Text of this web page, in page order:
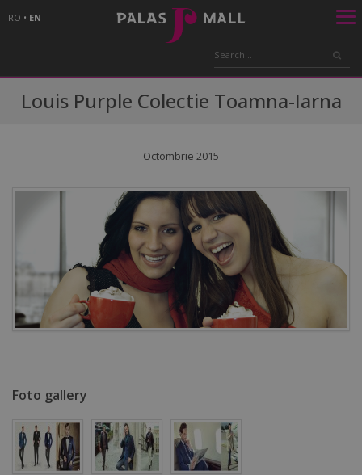
RO • EN
Louis Purple Colectie Toamna-Iarna
Octombrie 2015
Foto gallery